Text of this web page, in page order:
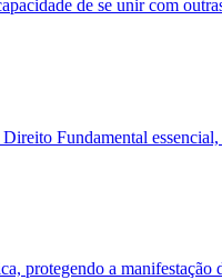
de se unir com
Fundamental
protegendo a